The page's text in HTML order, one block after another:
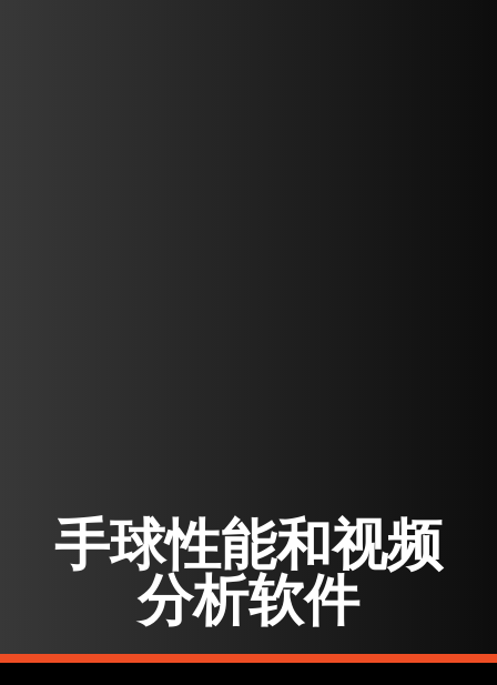
手球性能和视频
分析软件